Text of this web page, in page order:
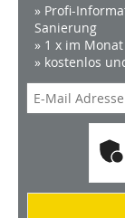
» Profi-
Sanierung
» 1 x im Monat
» kostenlos